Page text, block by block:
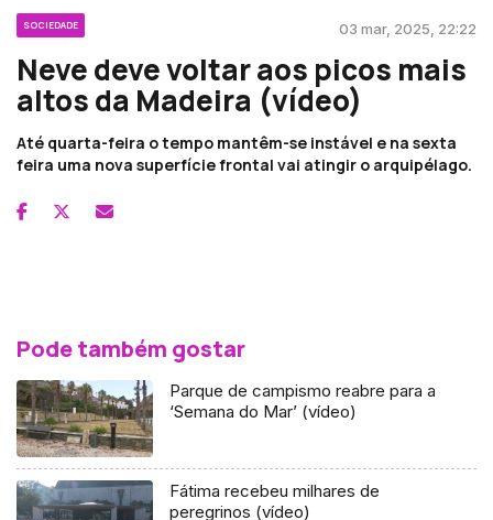
SOCIEDADE 03 mar, 2025, 22:22
Neve deve voltar aos picos mais
altos da Madeira (vídeo)
Até quarta-feira o tempo mantêm-se instável e na sexta
feira uma nova superfície frontal vai atingir o arquipélago.
Pode também gostar
Parque de campismo reabre para a
‘Semana do Mar’ (vídeo)
Fátima recebeu milhares de
peregrinos (vídeo)